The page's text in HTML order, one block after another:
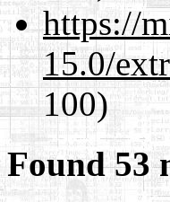
https://
15.0/
100)
Found 53